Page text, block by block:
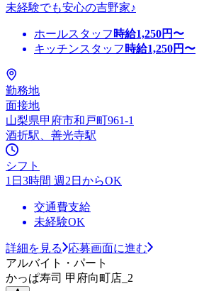
未経験でも安心の吉野家♪
ホールスタッフ 時給1,250円〜
キッチンスタッフ 時給1,250円〜
勤務地
面接地
山梨県甲府市和戸町961-1
酒折駅、善光寺駅
シフト
1日3時間 週2日からOK
交通費支給
未経験OK
詳細を見る
応募画面に進む
アルバイト・パート
かっぱ寿司 甲府向町店_2